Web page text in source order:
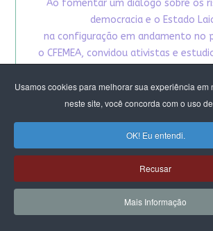
Usamos cookies para melhorar sua experiência em
neste site, você concorda com o uso
OK! Eu entendi.
Recusar
Mais Informação
Ao fomentar um diálogo sobre os
democracia e o Estado
na configuração em andamento no
o CFEMEA, convidou ativistas e
e possíveis brechas para atuação
que o debate da laicidade
está intrinsecamente ligado à
das mulheres e tudo o que se refere
reprodutivos.
CLIQUE E BAIXE O E-